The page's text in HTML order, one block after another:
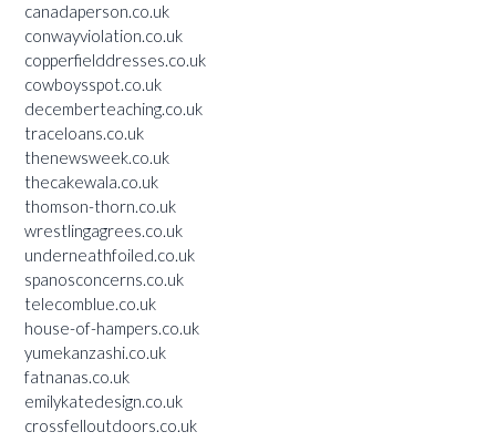
canadaperson.co.uk
conwayviolation.co.uk
copperfielddresses.co.uk
cowboysspot.co.uk
decemberteaching.co.uk
traceloans.co.uk
thenewsweek.co.uk
thecakewala.co.uk
thomson-thorn.co.uk
wrestlingagrees.co.uk
underneathfoiled.co.uk
spanosconcerns.co.uk
telecomblue.co.uk
house-of-hampers.co.uk
yumekanzashi.co.uk
fatnanas.co.uk
emilykatedesign.co.uk
crossfelloutdoors.co.uk